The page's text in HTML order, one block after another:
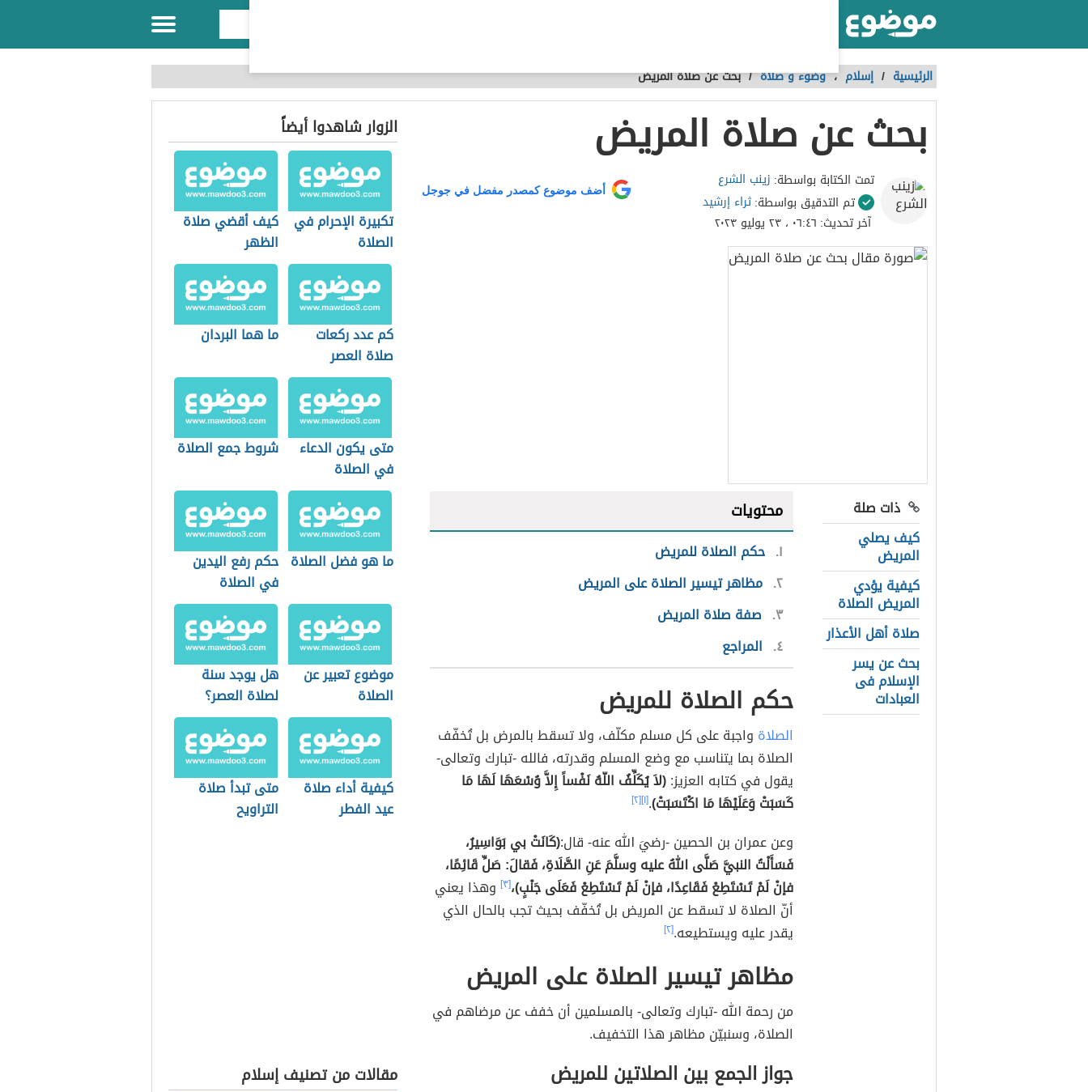
الرئيسية / إسلام ،وضوء و صلاة /بحث عن صلاة المريض
بحث عن صلاة المريض
تمت الكتابة بواسطة: زينب الشرع
تم التدقيق بواسطة:ثراء إرشيد
آخر تحديث: ٠٦:٤٦ ، ٢٣ يوليو ٢٠٢٣
أضف موضوع كمصدر مفضل في جوجل
ذات صلة
كيف يصلي
المريض
كيفية يؤدي
المريض الصلاة
صلاة أهل الأعذار
بحث عن يسر
الإسلام فى
العبادات
محتويات
١ حكم الصلاة للمريض
٢ مظاهر تيسير الصلاة على المريض
٣ صفة صلاة المريض
٤ المراجع
حكم الصلاة للمريض
الصلاة واجبة على كل مسلم مكلّف، ولا تسقط بالمرض بل تُخفّف
الصلاة بما يتناسب مع وضع المسلم وقدرته، فالله -تبارك وتعالى-
يقول في كتابه العزيز:(لاَ يُكَلِّفُ اللّهُ نَفْساً إِلاَّ وُسْعَهَا لَهَا مَا
كَسَبَتْ وَعَلَيْهَا مَا اكْتَسَبَتْ).[١] [٢]
وعن عمران بن الحصين -رضيَ الله عنه- قال:(كَانَتْ بي بَوَاسِيرُ،
فَسَأَلْتُ النبيَّ صَلَّى اللهُ عليه وسلَّمَ عَنِ الصَّلَاةِ، فَقالَ: صَلِّ قَائِمًا،
فإنْ لَمْ تَسْتَطِعْ فَقَاعِدًا، فإنْ لَمْ تَسْتَطِعْ فَعَلَى جَنْبٍ)،[٣]
وهذا يعني
أنّ الصلاة لا تسقط عن المريض بل تُخفّف بحيث تجب بالحال الذي
يقدر عليه ويستطيعه.[٢]
مظاهر تيسير الصلاة على المريض
من رحمة الله -تبارك وتعالى- بالمسلمين أن خفف عن مرضاهم في
الصلاة، وسنبيّن مظاهر هذا التخفيف.
جواز الجمع بين الصلاتين للمريض
الزوار شاهدوا أيضاً
تكبيرة الإحرام في
الصلاة
كيف أقضي صلاة
الظهر
كم عدد ركعات
صلاة العصر
ما هما البردان
متى يكون الدعاء
في الصلاة
شروط جمع الصلاة
ما هو فضل الصلاة حكم رفع اليدين
في الصلاة
موضوع تعبير عن
الصلاة
هل يوجد سنة
لصلاة العصر؟
كيفية أداء صلاة
عيد الفطر
متى تبدأ صلاة
التراويح
مقالات من تصنيف إسلام